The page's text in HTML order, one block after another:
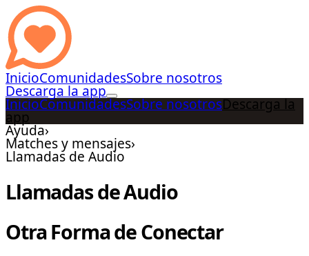
InicioComunidadesSobre nosotros
Descarga la app
InicioComunidadesSobre nosotrosDescarga la
app
Ayuda›
Matches y mensajes›
Llamadas de Audio
Llamadas de Audio
Otra Forma de Conectar